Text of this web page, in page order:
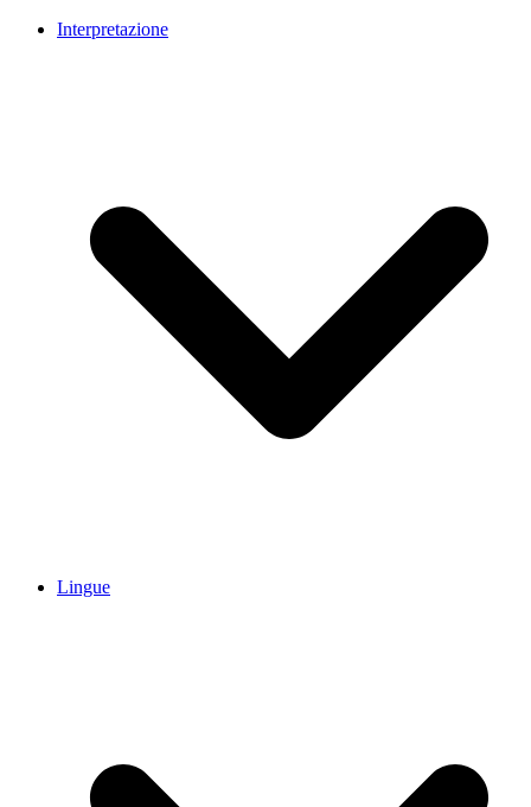
Interpretazione
Lingue